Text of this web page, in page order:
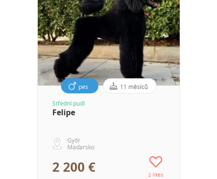
pes 11 měsíců
Střední pudl
Felipe
Győr
Maďarsko
2 200 € 2 likes